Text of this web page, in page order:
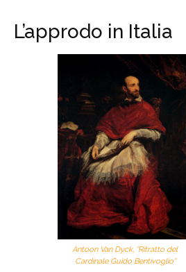
L’approdo in Italia
Antoon Van Dyck, “Ritratto del
Cardinale Guido Bentivoglio”